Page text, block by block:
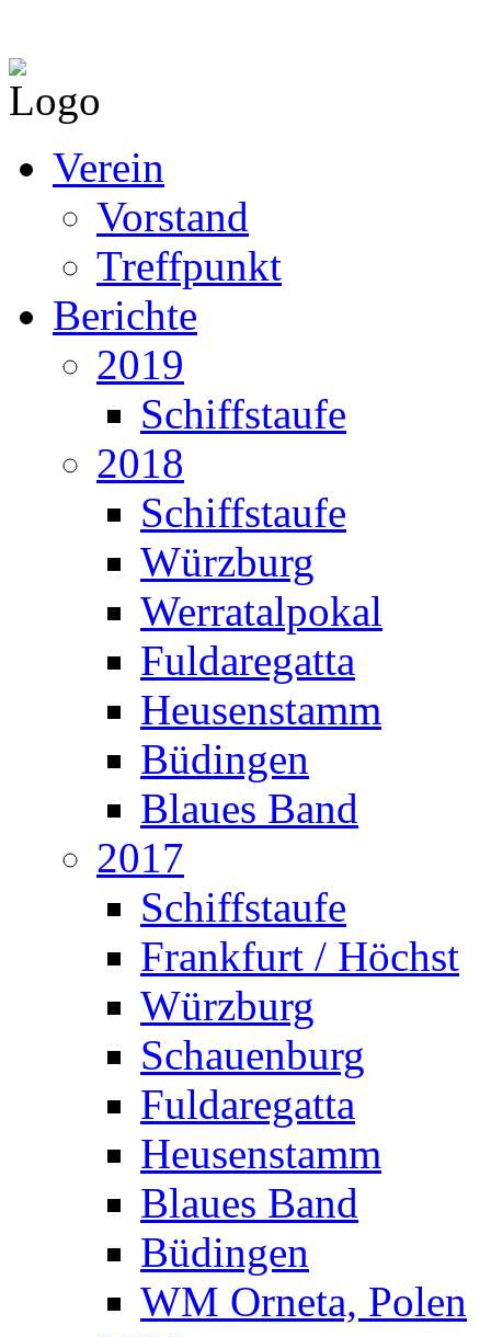
Verein
Vorstand
Treffpunkt
Berichte
2019
Schiffstaufe
2018
Schiffstaufe
Würzburg
Werratalpokal
Fuldaregatta
Heusenstamm
Büdingen
Blaues Band
2017
Schiffstaufe
Frankfurt / Höchst
Würzburg
Schauenburg
Fuldaregatta
Heusenstamm
Blaues Band
Büdingen
WM Orneta, Polen